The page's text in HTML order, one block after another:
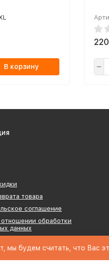
В корзину
товара
соглашение
обработки
данных
мы будем считать, что Вас